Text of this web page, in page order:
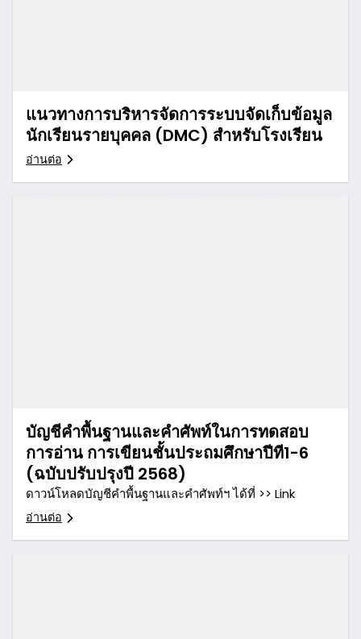
แนวทางการบริหารจัดการระบบจัดเก็บข้อมูล
นักเรียนรายบุคคล (DMC) สำหรับโรงเรียน
อ่านต่อ
บัญชีคำพื้นฐานและคำศัพท์ในการทดสอบ
การอ่าน การเขียนชั้นประถมศึกษาปีที1-6
(ฉบับปรับปรุงปี 2568)
ดาวน์โหลดบัญชีคำพื้นฐานและคำศัพท์ฯ ได้ที่ >> Link
อ่านต่อ